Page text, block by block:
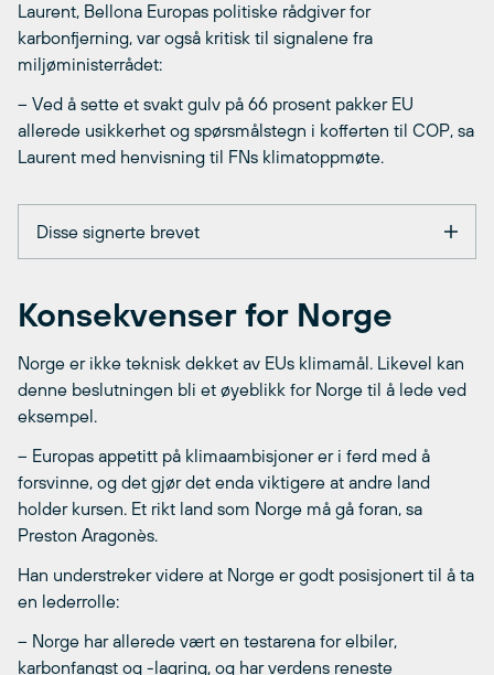
Laurent, Bellona Europas politiske rådgiver for
karbonfjerning, var også kritisk til signalene fra
miljøministerrådet:
– Ved å sette et svakt gulv på 66 prosent pakker EU
allerede usikkerhet og spørsmålstegn i kofferten til COP, sa
Laurent med henvisning til FNs klimatoppmøte.
Disse signerte brevet
Konsekvenser for Norge
Norge er ikke teknisk dekket av EUs klimamål. Likevel kan
denne beslutningen bli et øyeblikk for Norge til å lede ved
eksempel.
– Europas appetitt på klimaambisjoner er i ferd med å
forsvinne, og det gjør det enda viktigere at andre land
holder kursen. Et rikt land som Norge må gå foran, sa
Preston Aragonès.
Han understreker videre at Norge er godt posisjonert til å ta
en lederrolle:
– Norge har allerede vært en testarena for elbiler,
karbonfangst og -lagring, og har verdens reneste